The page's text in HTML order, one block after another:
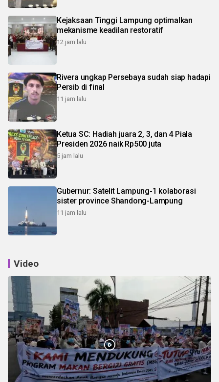
Kejaksaan Tinggi Lampung optimalkan
mekanisme keadilan restoratif
12 jam lalu
Rivera ungkap Persebaya sudah siap hadapi
Persib di final
11 jam lalu
Ketua SC: Hadiah juara 2, 3, dan 4 Piala
Presiden 2026 naik Rp500 juta
5 jam lalu
Gubernur: Satelit Lampung-1 kolaborasi
sister province Shandong-Lampung
11 jam lalu
Video